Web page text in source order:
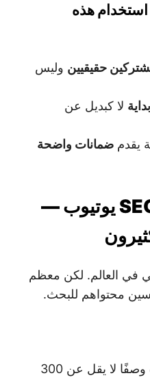
استخدام هذه
حقيقيين وليس
لا كبديل عن
يقدم ضمانات واضحة
الخطوة السادسة: SEO يوتيوب —
في العالم. لكن معظم
محتواهم للبحث.
لكل فيديو ينشره أحمد، يكتب وصفًا لا يقل عن 300